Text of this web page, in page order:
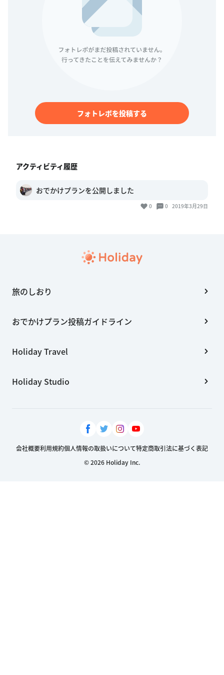
フォトレポを投稿する
アクティビティ履歴
おでかけプランを公開しました
0 0 2019年3月29日
旅のしおり
おでかけプラン投稿ガイドライン
Holiday Travel
Holiday Studio
会社概要利用規約個人情報の取扱いについて特定商取引法に基づく表記
© 2026 Holiday Inc.